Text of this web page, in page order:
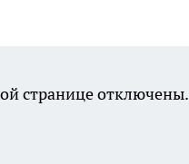
странице отключены.